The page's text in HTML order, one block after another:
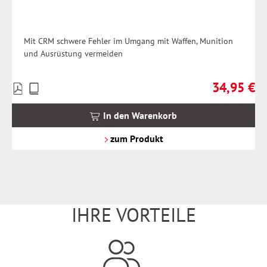
Mit CRM schwere Fehler im Umgang mit Waffen, Munition
und Ausrüstung vermeiden
Regulärer
34,95 €
Preise
inkl.
In den Warenkorb
zum Produkt
IHRE VORTEILE